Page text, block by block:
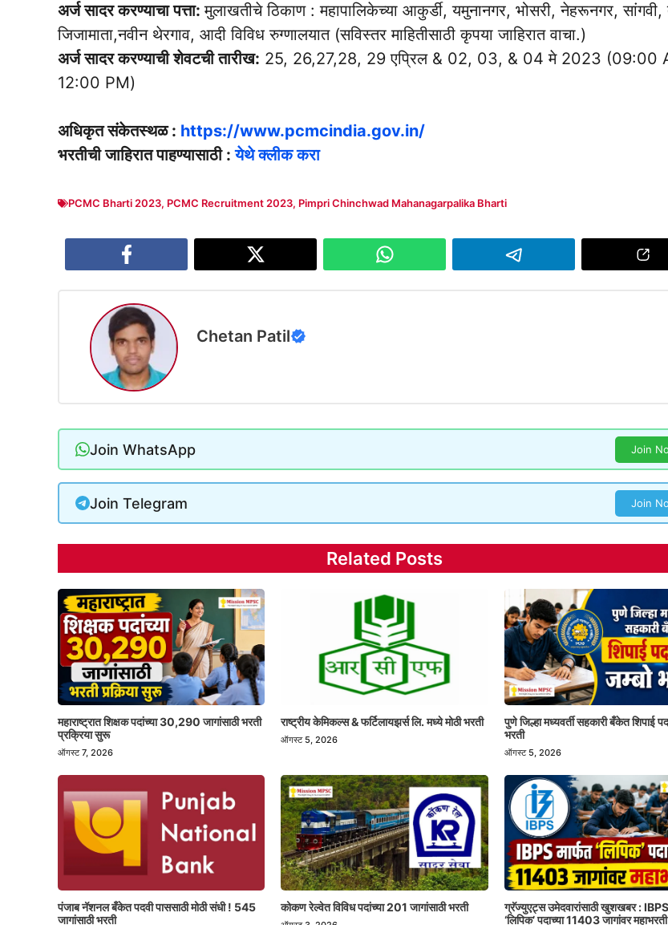
अर्ज सादर करण्याचा पत्ता:मुलाखतीचे ठिकाण : महापालिकेच्या आकुर्डी, यमुनानगर, भोसरी, नेहरूनगर, सांगवी,
जिजामाता,नवीन थेरगाव, आदी विविध रुग्णालयात (सविस्तर माहितीसाठी कृपया जाहिरात वाचा.)
अर्ज सादर करण्याची शेवटची तारीख: 25, 26,27,28, 29 एप्रिल & 02, 03, & 04 मे 2023 (09:00
12:00 PM)
अधिकृत संकेतस्थळ : https://www.pcmcindia.gov.in/
भरतीची जाहिरात पाहण्यासाठी :येथे क्लीक करा
PCMC Bharti 2023, PCMC Recruitment 2023, Pimpri Chinchwad Mahanagarpalika Bharti
Chetan Patil
Join WhatsApp Join
Join Telegram Join
Related Posts
महाराष्ट्रात शिक्षक पदांच्या 30,290 जागांसाठी भरती
प्रक्रिया सुरू
ऑगस्ट 7, 2026
राष्ट्रीय केमिकल्स & फर्टिलायझर्स लि. मध्ये मोठी भरती
ऑगस्ट 5, 2026
पुणे जिल्हा मध्यवर्ती सहकारी बँकेत शिपाई
भरती
ऑगस्ट 5, 2026
पंजाब नॅशनल बँकेत पदवी पाससाठी मोठी संधी ! 545
जागांसाठी भरती
कोकण रेल्वेत विविध पदांच्या 201 जागांसाठी भरती
ग्रॅज्युएट्स उमेदवारांसाठी खुशखबर : IBPS
‘लिपिक’ पदाच्या 11403 जागांवर महाभरती